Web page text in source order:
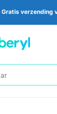
Gratis verzending